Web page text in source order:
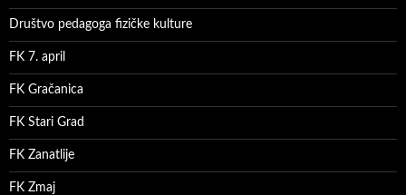
Društvo pedagoga fizičke kulture
FK 7. april
FK Gračanica
FK Stari Grad
FK Zanatlije
FK Zmaj